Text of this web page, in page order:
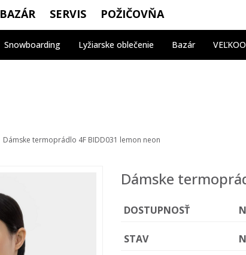
BAZÁR SERVIS POŽIČOVŇA
Snowboarding Lyžiarske oblečenie Bazár
Dámske termoprádlo 4F BIDD031 lemon neon
Dámske
DOSTUPNOSŤ
STAV